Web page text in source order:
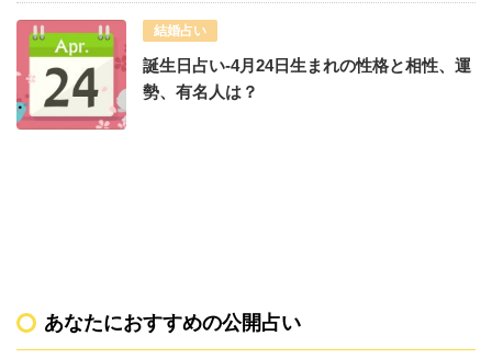
結婚占い
誕生日占い-4月24日生まれの性格と相性、運
勢、有名人は？
あなたにおすすめの公開占い